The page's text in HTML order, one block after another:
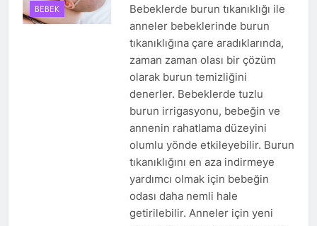
BEBEK
Bebeklerde burun tıkanıklığı ile
anneler bebeklerinde burun
tıkanıklığına çare aradıklarında,
zaman zaman olası bir çözüm
olarak burun temizliğini
denerler. Bebeklerde tuzlu
burun irrigasyonu, bebeğin ve
annenin rahatlama düzeyini
olumlu yönde etkileyebilir. Burun
tıkanıklığını en aza indirmeye
yardımcı olmak için bebeğin
odası daha nemli hale
getirilebilir. Anneler için yeni